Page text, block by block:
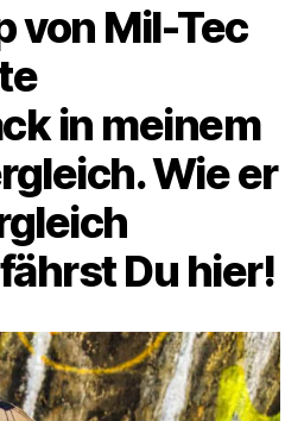
von Mil-Tec
in meinem
Wie er
Du hier!